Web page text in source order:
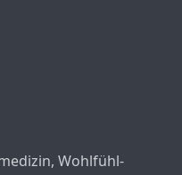
Wohlfühl-